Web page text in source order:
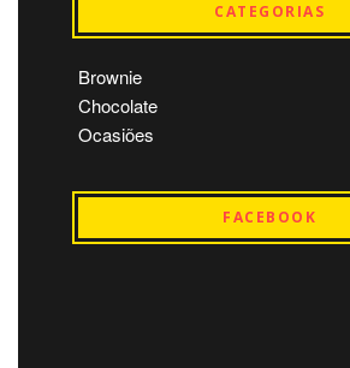
CATEGORIAS
Brownie
Chocolate
Ocasiões
FACEBOOK